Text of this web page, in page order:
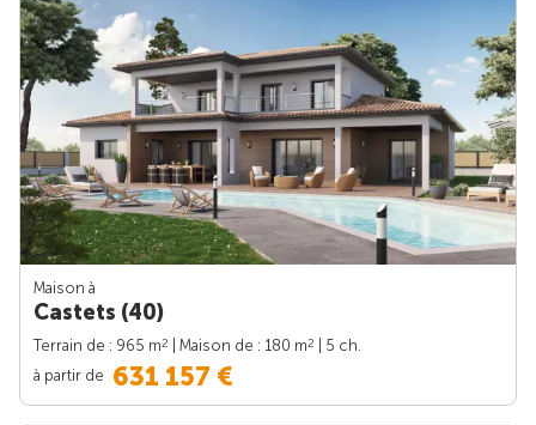
Maison à
Castets (40)
Terrain de : 965 m2 | Maison de : 180 m2
| 5 ch.
à partir de 631 157 €